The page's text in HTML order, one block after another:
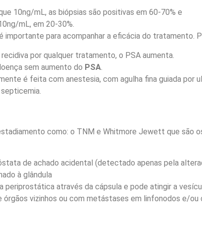
10ng/mL, as biópsias são positivas em 60-70% e
mL, em 20-30%.
importante para acompanhar a eficácia do tratamento.
por qualquer tratamento, o PSA aumenta.
sem aumento do PSA
é feita com anestesia, com agulha fina guiada por
como: o TNM e Whitmore Jewett que são
de achado acidental (detectado apenas pela
à glândula
periprostática através da cápsula e pode atingir a
órgãos vizinhos ou com metástases em linfonodos e/ou